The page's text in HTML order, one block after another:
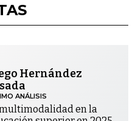
Hernández
ANÁLISIS
en la